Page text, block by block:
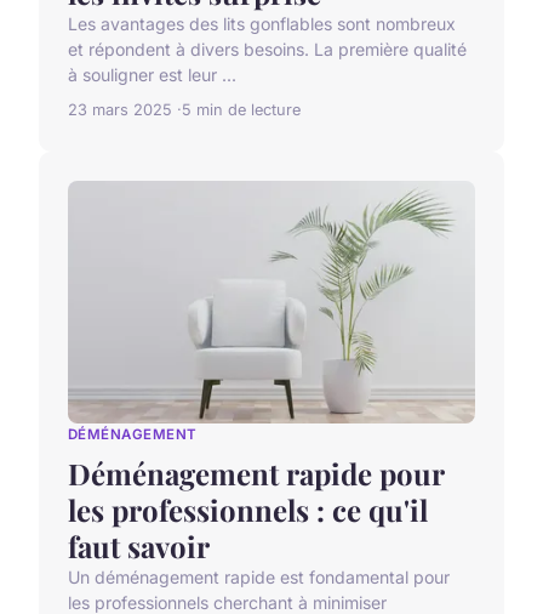
Les avantages des lits gonflables sont nombreux
et répondent à divers besoins. La première qualité
à souligner est leur ...
23 mars 2025 5 min de lecture
DÉMÉNAGEMENT
Déménagement rapide pour
les professionnels : ce qu'il
faut savoir
Un déménagement rapide est fondamental pour
les professionnels cherchant à minimiser